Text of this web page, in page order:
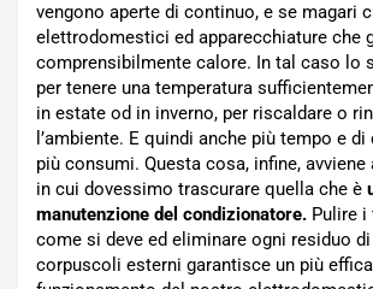
vengono aperte di continuo, e se magari
elettrodomestici ed apparecchiature che
comprensibilmente calore. In tal caso lo
per tenere una temperatura
in estate od in inverno, per riscaldare o
l’ambiente. E quindi anche più tempo e
più consumi. Questa cosa, infine, avviene
in cui dovessimo trascurare quella che è
manutenzione del condizionatore. Pulire
come si deve ed eliminare ogni residuo
corpuscoli esterni garantisce un più